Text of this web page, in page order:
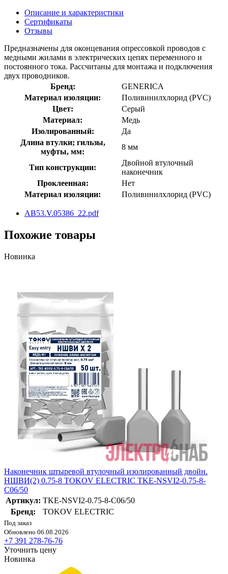
Описание и характеристики
Сертификаты
Отзывы
Предназначены для оконцевания опрессовкой проводов с
медными жилами в электрических цепях переменного и
постоянного тока. Рассчитаны для монтажа и подключения
двух проводников.
Бренд:
GENERICA
Материал изоляции:
Поливинилхлорид (PVC)
Цвет:
Серый
Материал:
Медь
Изолированный:
Да
Длина втулки; гильзы,
муфты, мм:
8 мм
Тип конструкции:
Двойной втулочный
наконечник
Проклеенная:
Нет
Материал изоляции:
Поливинилхлорид (PVC)
AB53.V.05386_22.pdf
Похожие товары
Новинка
Наконечник штыревой втулочный изолированный двойн.
НШВИ(2) 0.75-8 TOKOV ELECTRIC TKE-NSVI2-0.75-8-
C06/50
Артикул: TKE-NSVI2-0.75-8-C06/50
Бренд:
TOKOV ELECTRIC
Под заказ
Обновлено 06.08.2026
+7 391 278-76-76
Уточнить цену
Новинка